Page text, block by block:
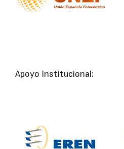
Apoyo Institucional: